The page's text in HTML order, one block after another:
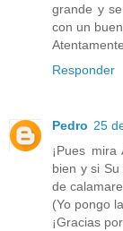
grande y
con un
Responder
Pedro 25
¡Pues
bien y si
de
(Yo pongo
¡Gracias